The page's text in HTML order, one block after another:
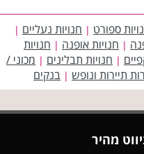
ספורט | חנויות נעליים |
| חנויות אופנה | חנויות
| חנויות תבלינים | מכוני /
תיירות ונופש | בנקים
מהיר